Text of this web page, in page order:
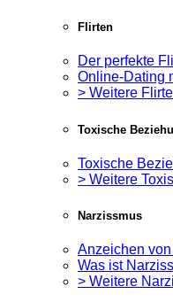
Flirten
Der perfekte
Online-Dating
> Weitere
Toxische
Toxische
> Weitere
Narzissmus
Anzeichen
Was ist
> Weitere